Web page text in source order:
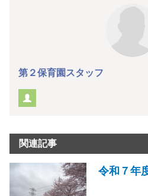
第２保育園スタッフ
関連記事
令和７年